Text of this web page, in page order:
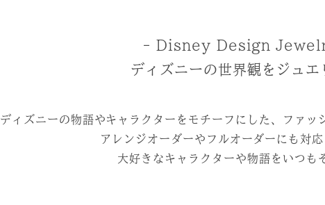
- Disney Design
ディズニーの世界観をジュエ
ディズニーの物語やキャラクターをモチーフにした、ファッ
アレンジオーダーやフルオーダーにも対応
大好きなキャラクターや物語をいつも